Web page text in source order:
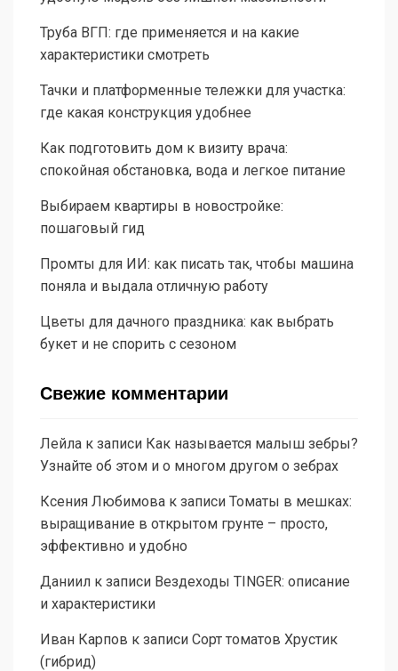
Труба ВГП: где применяется и на какие
характеристики смотреть
Тачки и платформенные тележки для участка:
где какая конструкция удобнее
Как подготовить дом к визиту врача:
спокойная обстановка, вода и легкое питание
Выбираем квартиры в новостройке:
пошаговый гид
Промты для ИИ: как писать так, чтобы машина
поняла и выдала отличную работу
Цветы для дачного праздника: как выбрать
букет и не спорить с сезоном
Свежие комментарии
Лейла к записи Как называется малыш зебры?
Узнайте об этом и о многом другом о зебрах
Ксения Любимова к записи Томаты в мешках:
выращивание в открытом грунте – просто,
эффективно и удобно
Даниил к записи Вездеходы TINGER: описание
и характеристики
Иван Карпов к записи Сорт томатов Хрустик
(гибрид)